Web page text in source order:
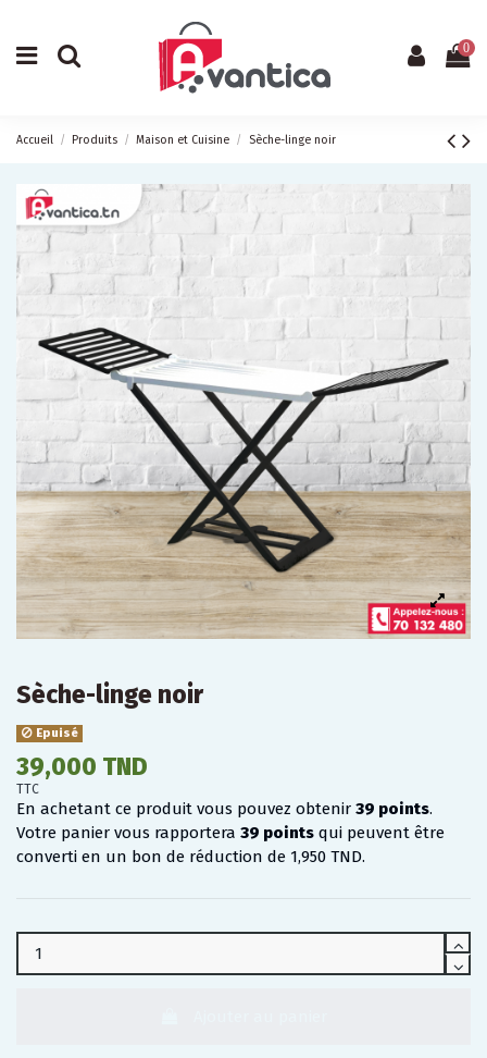
0
Accueil Produits Maison et Cuisine Sèche-linge noir
Sèche-linge noir
Epuisé
39,000 TND
TTC
En achetant ce produit vous pouvez obtenir 39 points.
Votre panier vous rapportera 39 points qui peuvent être
converti en un bon de réduction de 1,950 TND.